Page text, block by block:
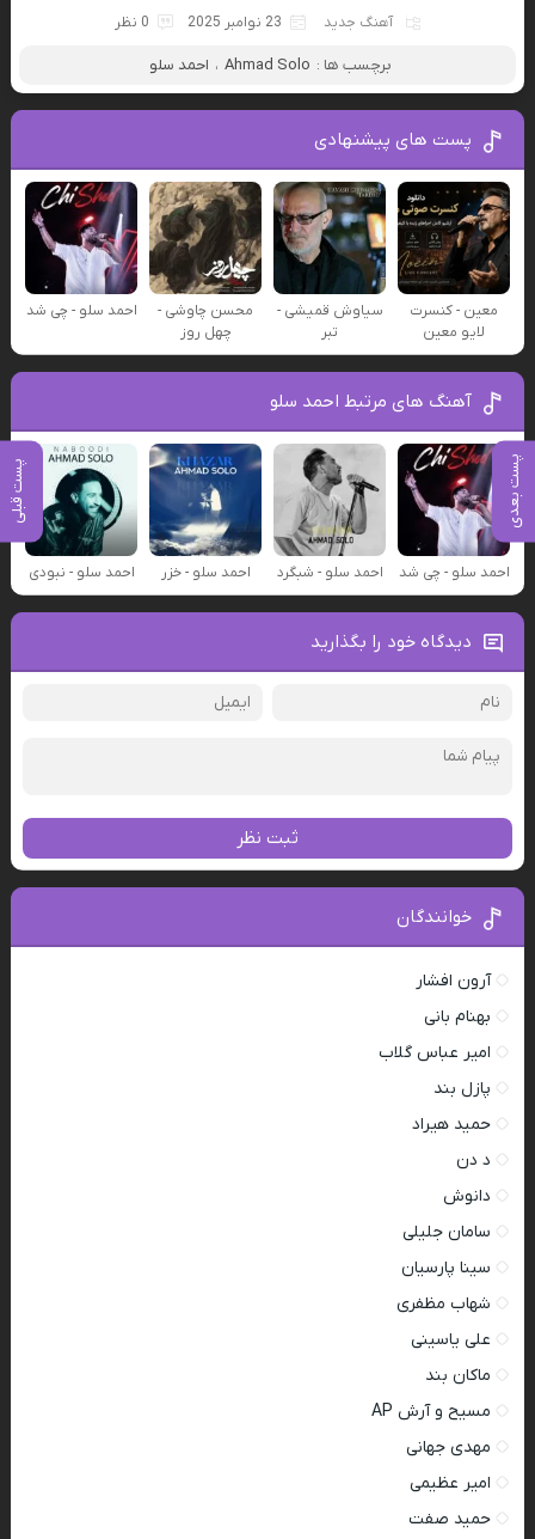
پست بعدی پست قبلی
آهنگ جدید 23 نوامبر 2025 0 نظر
برچسب ها : Ahmad Solo ، احمد سلو
پست های پیشنهادی
معین - کنسرت
لایو معین
سیاوش قمیشی -
تبر
محسن چاوشی -
چهل روز
احمد سلو - چی شد
آهنگ های مرتبط احمد سلو
احمد سلو - چی شد احمد سلو - شبگرد احمد سلو - خزر احمد سلو - نبودی
دیدگاه خود را بگذارید
ثبت نظر
خوانندگان
آرون افشار
بهنام بانی
امیر عباس گلاب
پازل بند
حمید هیراد
د دن
دانوش
سامان جلیلی
سینا پارسیان
شهاب مظفری
علی یاسینی
ماکان بند
مسیح و آرش AP
مهدی جهانی
امیر عظیمی
حمید صفت